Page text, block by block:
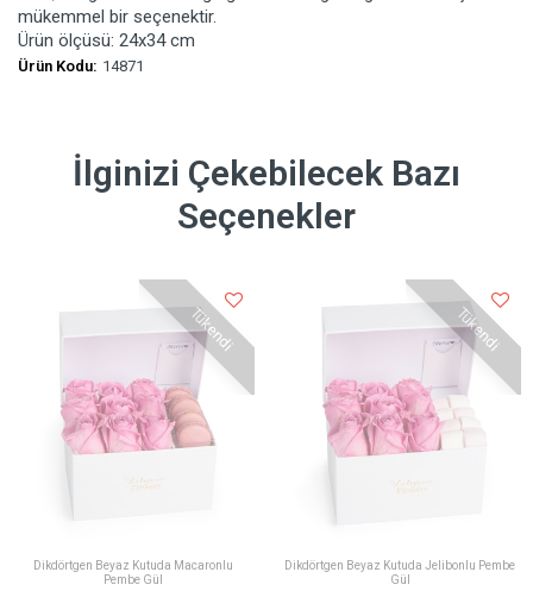
mükemmel bir seçenektir.
Ürün ölçüsü: 24x34 cm
Ürün Kodu: 14871
İlginizi Çekebilecek Bazı
Seçenekler
Tükendi
Dikdörtgen Beyaz Kutuda Macaronlu
Pembe Gül
Tükendi
Dikdörtgen Beyaz Kutuda Jelibonlu Pembe
Gül